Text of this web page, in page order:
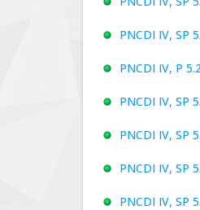
PNCDI IV, SP
PNCDI IV, P
PNCDI IV, SP
PNCDI IV, SP
PNCDI IV, SP
PNCDI IV, SP